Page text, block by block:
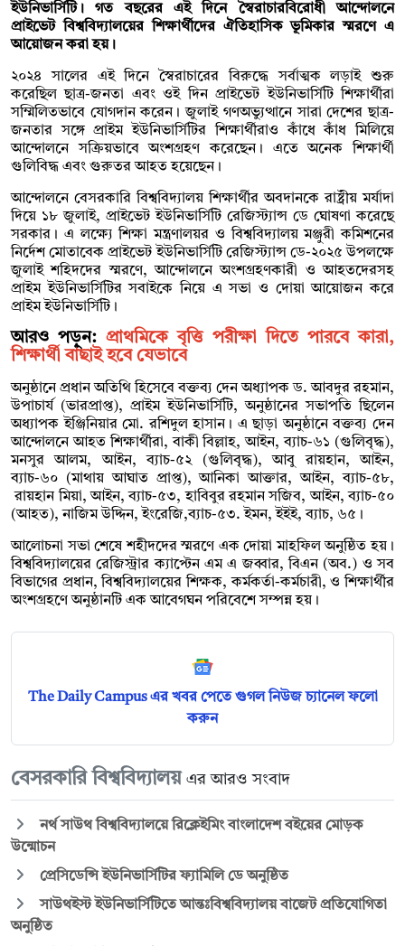
ইউনিভার্সিটি। গত বছরের এই দিনে স্বৈরাচারবিরোধী আন্দোলনে
প্রাইভেট বিশ্ববিদ্যালয়ের শিক্ষার্থীদের ঐতিহাসিক ভূমিকার স্মরণে এ
আয়োজন করা হয়।
২০২৪ সালের এই দিনে স্বৈরাচারের বিরুদ্ধে সর্বাত্মক লড়াই শুরু
করেছিল ছাত্র-জনতা এবং ওই দিন প্রাইভেট ইউনিভার্সিটি শিক্ষার্থীরা
সম্মিলিতভাবে যোগদান করেন। জুলাই গণঅভ্যুত্থানে সারা দেশের ছাত্র-
জনতার সঙ্গে প্রাইম ইউনিভার্সিটির শিক্ষার্থীরাও কাঁধে কাঁধ মিলিয়ে
আন্দোলনে সক্রিয়ভাবে অংশগ্রহণ করেছেন। এতে অনেক শিক্ষার্থী
গুলিবিদ্ধ এবং গুরুতর আহত হয়েছেন।
আন্দোলনে বেসরকারি বিশ্ববিদ্যালয় শিক্ষার্থীর অবদানকে রাষ্ট্রীয় মর্যাদা
দিয়ে ১৮ জুলাই, প্রাইভেট ইউনিভার্সিটি রেজিস্ট্যান্স ডে ঘোষণা করেছে
সরকার। এ লক্ষ্যে শিক্ষা মন্ত্রণালয়র ও বিশ্ববিদ্যালয় মঞ্জুরী কমিশনের
নির্দেশ মোতাবেক প্রাইভেট ইউনিভার্সিটি রেজিস্ট্যান্স ডে-২০২৫ উপলক্ষে
জুলাই শহিদদের স্মরণে, আন্দোলনে অংশগ্রহণকারী ও আহতদেরসহ
প্রাইম ইউনিভার্সিটির সবাইকে নিয়ে এ সভা ও দোয়া আয়োজন করে
প্রাইম ইউনিভার্সিটি।
আরও পড়ুন: প্রাথমিকে বৃত্তি পরীক্ষা দিতে পারবে কারা,
শিক্ষার্থী বাছাই হবে যেভাবে
অনুষ্ঠানে প্রধান অতিথি হিসেবে বক্তব্য দেন অধ্যাপক ড. আবদুর রহমান,
উপাচার্য (ভারপ্রাপ্ত), প্রাইম ইউনিভার্সিটি, অনুষ্ঠানের সভাপতি ছিলেন
অধ্যাপক ইঞ্জিনিয়ার মো. রশিদুল হাসান। এ ছাড়া অনুষ্ঠানে বক্তব্য দেন
আন্দোলনে আহত শিক্ষার্থীরা, বাকী বিল্লাহ, আইন, ব্যাচ-৬১ (গুলিবৃদ্ধ),
মনসুর আলম, আইন, ব্যাচ-৫২ (গুলিবৃদ্ধ), আবু রায়হান, আইন,
ব্যাচ-৬০ (মাথায় আঘাত প্রাপ্ত), আনিকা আক্তার, আইন, ব্যাচ-৫৮,
রায়হান মিয়া, আইন, ব্যাচ-৫৩, হাবিবুর রহমান সজিব, আইন, ব্যাচ-৫০
(আহত), নাজিম উদ্দিন, ইংরেজি,ব্যাচ-৫৩. ইমন, ইইই, ব্যাচ, ৬৫।
আলোচনা সভা শেষে শহীদদের স্মরণে এক দোয়া মাহফিল অনুষ্ঠিত হয়।
বিশ্ববিদ্যালয়ের রেজিস্ট্রার ক্যাপ্টেন এম এ জব্বার, বিএন (অব.) ও সব
বিভাগের প্রধান, বিশ্ববিদ্যালয়ের শিক্ষক, কর্মকর্তা-কর্মচারী, ও শিক্ষার্থীর
অংশগ্রহণে অনুষ্ঠানটি এক আবেগঘন পরিবেশে সম্পন্ন হয়।
The Daily Campus এর খবর পেতে গুগল নিউজ চ্যানেল ফলো
করুন
বেসরকারি বিশ্ববিদ্যালয় এর আরও সংবাদ
নর্থ সাউথ বিশ্ববিদ্যালয়ে রিক্লেইমিং বাংলাদেশ বইয়ের মোড়ক
উন্মোচন
প্রেসিডেন্সি ইউনিভার্সিটির ফ্যামিলি ডে অনুষ্ঠিত
সাউথইস্ট ইউনিভার্সিটিতে আন্তঃবিশ্ববিদ্যালয় বাজেট প্রতিযোগিতা
অনুষ্ঠিত